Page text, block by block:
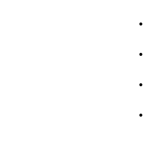
•
•
•
•